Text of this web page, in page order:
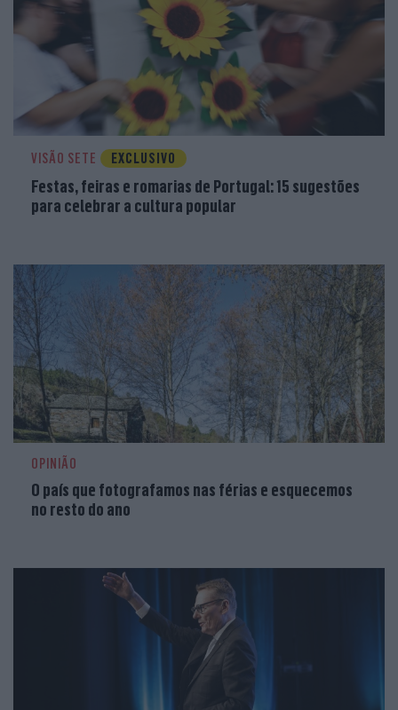
VISÃO SETE EXCLUSIVO
Festas, feiras e romarias de Portugal: 15 sugestões
para celebrar a cultura popular
OPINIÃO
O país que fotografamos nas férias e esquecemos
no resto do ano